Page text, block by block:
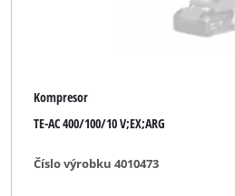
Kompresor
TE-AC 400/100/10 V;EX;ARG
Číslo výrobku 4010473